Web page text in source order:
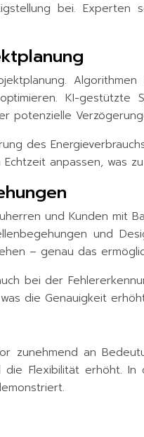
bei.
KI-
potenzielle
des
anpassen, was
und Kunden mit
und
– genau das
bei der
die Genauigkeit
zunehmend an
Flexibilität erhöht.